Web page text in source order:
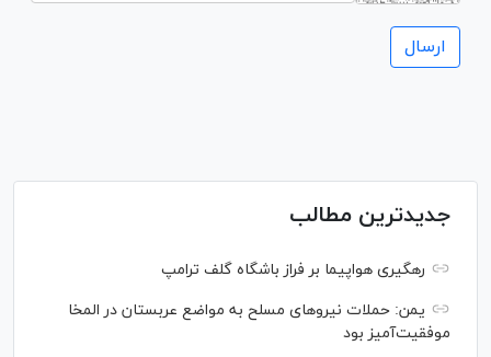
جدیدترین مطالب
رهگیری هواپیما بر فراز باشگاه گلف ترامپ
یمن: حملات نیروهای مسلح به مواضع عربستان در المخا
موفقیت‌آمیز بود